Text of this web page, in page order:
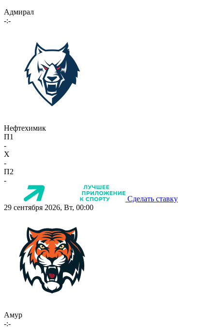
Адмирал
-:-
Нефтехимик
П1
-
X
-
П2
-
Сделать ставку
29 сентября 2026, Вт, 00:00
Амур
-:-